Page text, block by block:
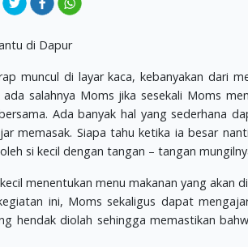
muncul di layar kaca, kebanyakan dari
salahnya Moms jika sesekali Moms
Ada banyak hal yang sederhana
memasak. Siapa tahu ketika ia besar
si kecil dengan tangan – tangan
menentukan menu makanan yang akan
ini, Moms sekaligus dapat
hendak diolah sehingga memastikan